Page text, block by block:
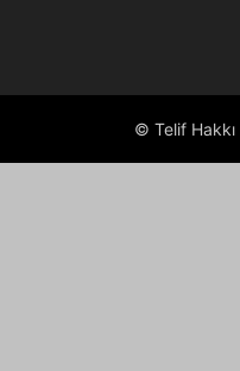
© Telif Hakkı